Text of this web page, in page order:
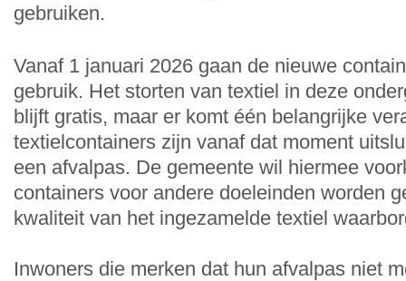
gebruiken.
Vanaf 1 januari 2026 gaan de nieuwe
gebruik. Het storten van textiel in deze
blijft gratis, maar er komt één belangrijke
textielcontainers zijn vanaf dat moment
een afvalpas. De gemeente wil hiermee
containers voor andere doeleinden worden
kwaliteit van het ingezamelde textiel
Inwoners die merken dat hun afvalpas niet